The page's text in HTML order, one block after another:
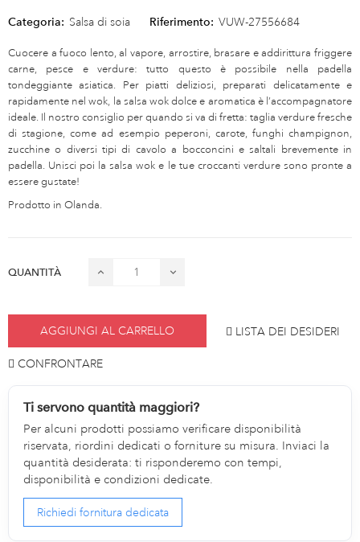
Categoria: Salsa di soia Riferimento: VUW-27556684
Cuocere a fuoco lento, al vapore, arrostire, brasare e addirittura friggere
carne, pesce e verdure: tutto questo è possibile nella padella
tondeggiante asiatica. Per piatti deliziosi, preparati delicatamente e
rapidamente nel wok, la salsa wok dolce e aromatica è l’accompagnatore
ideale. Il nostro consiglio per quando si va di fretta: taglia verdure fresche
di stagione, come ad esempio peperoni, carote, funghi champignon,
zucchine o diversi tipi di cavolo a bocconcini e saltali brevemente in
padella. Unisci poi la salsa wok e le tue croccanti verdure sono pronte a
essere gustate!
Prodotto in Olanda.
QUANTITÀ
AGGIUNGI AL CARRELLO LISTA DEI DESIDERI
CONFRONTARE
Ti servono quantità maggiori?
Per alcuni prodotti possiamo verificare disponibilità
riservata, riordini dedicati o forniture su misura. Inviaci la
quantità desiderata: ti risponderemo con tempi,
disponibilità e condizioni dedicate.
Richiedi fornitura dedicata